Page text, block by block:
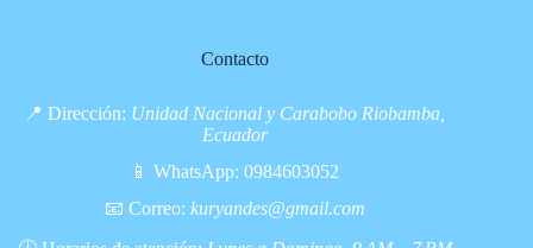
Contacto
📍 Dirección: Unidad Nacional y Carabobo Riobamba,
Ecuador
📱 WhatsApp:0984603052
📧 Correo: kuryandes@gmail.com